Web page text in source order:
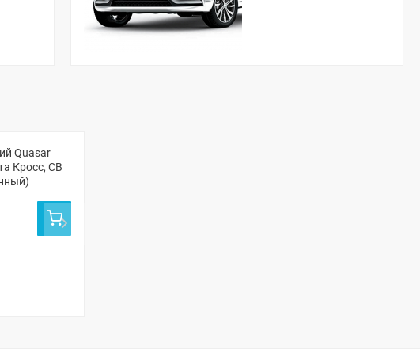
Quasar
Кросс, СВ